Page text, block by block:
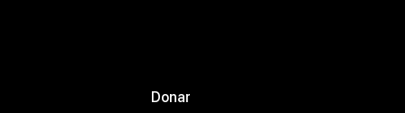
Donar